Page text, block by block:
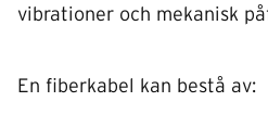
vibrationer och mekanisk
En fiberkabel kan bestå av: